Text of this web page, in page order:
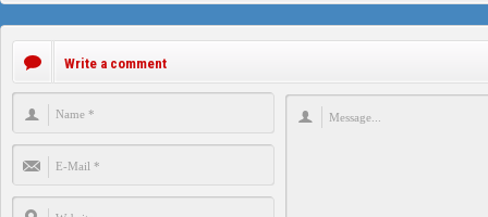
Write a comment